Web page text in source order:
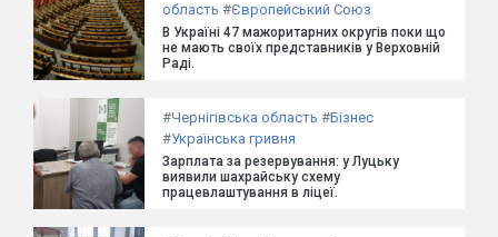
область #Європейський Союз
В Україні 47 мажоритарних округів поки що
не мають своїх представників у Верховній
Раді.
#Чернігівська область #Бізнес
#Українська гривня
Зарплата за резервування: у Луцьку
виявили шахрайську схему
працевлаштування в ліцеї.